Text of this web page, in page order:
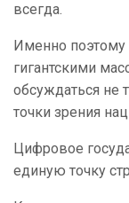
всегда.
Именно поэтому
гигантскими
обсуждаться не
точки зрения
Цифровое
единую точку